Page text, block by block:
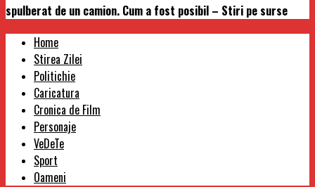
spulberat de un camion. Cum a fost posibil – Stiri pe surse
Home
Stirea Zilei
Politichie
Caricatura
Cronica de Film
Personaje
VeDeTe
Sport
Oameni